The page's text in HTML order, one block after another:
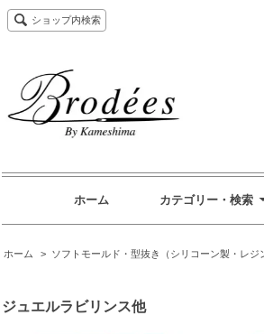
ショップ内検索
ホーム カテゴリー・検索
ホーム > ソフトモールド・型抜き（シリコーン製・レジ
ジュエルラビリンス他